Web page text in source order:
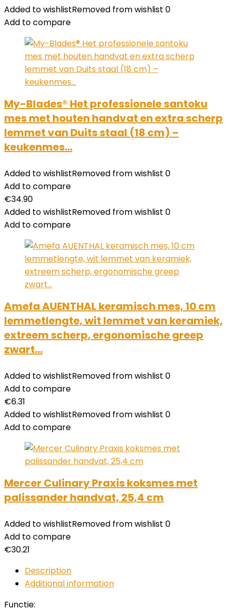
Added to wishlistRemoved from wishlist 0
Add to compare
My-Blades® Het professionele santoku
mes met houten handvat en extra scherp
lemmet van Duits staal (18 cm) –
keukenmes…
Added to wishlistRemoved from wishlist 0
Add to compare
€34.90
Added to wishlistRemoved from wishlist 0
Add to compare
Amefa AUENTHAL keramisch mes, 10 cm
lemmetlengte, wit lemmet van keramiek,
extreem scherp, ergonomische greep
zwart…
Added to wishlistRemoved from wishlist 0
Add to compare
€6.31
Added to wishlistRemoved from wishlist 0
Add to compare
Mercer Culinary Praxis koksmes met
palissander handvat, 25,4 cm
Added to wishlistRemoved from wishlist 0
Add to compare
€30.21
Description
Additional information
Functie: